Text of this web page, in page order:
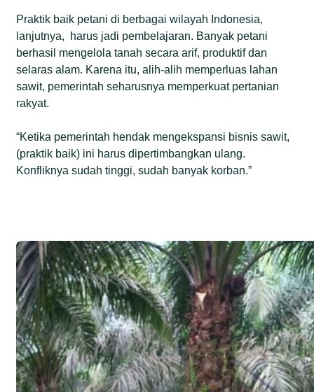
Praktik baik petani di berbagai wilayah Indonesia,
lanjutnya, harus jadi pembelajaran. Banyak petani
berhasil mengelola tanah secara arif, produktif dan
selaras alam. Karena itu, alih-alih memperluas lahan
sawit, pemerintah seharusnya memperkuat pertanian
rakyat.
“Ketika pemerintah hendak mengekspansi bisnis sawit,
(praktik baik) ini harus dipertimbangkan ulang.
Konfliknya sudah tinggi, sudah banyak korban.”